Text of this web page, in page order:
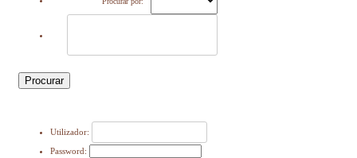
Procurar
Utilizador:
Password: